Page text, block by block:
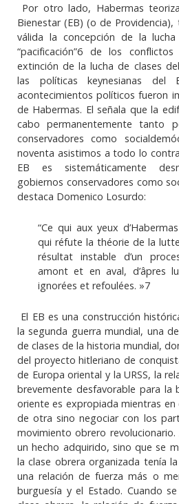
Por otro lado, Habermas
Bienestar (EB) (o de
válida la concepción de la
“pacificación”6 de los
extinción de la lucha de clases
las políticas keynesianas del
acontecimientos políticos fueron
de Habermas. El señala que la
cabo permanentemente tanto
conservadores como
noventa asistimos a todo lo
EB es sistemáticamente
gobiernos conservadores como
destaca Domenico Losurdo:
“Ce qui aux yeux
qui réfute la théorie de la
résultat instable d’un
amont et en aval, d’âpres
ignorées et refoulées. »7
El EB es una construcción
la segunda guerra mundial, una
de clases de la historia mundial,
del proyecto hitleriano de
de Europa oriental y la URSS, la
brevemente desfavorable para la
oriente es expropiada mientras
de otra sino negociar con los
movimiento obrero revolucionario.
un hecho adquirido, sino que se
la clase obrera organizada tenía
una relación de fuerza más o
burguesía y el Estado. Cuando